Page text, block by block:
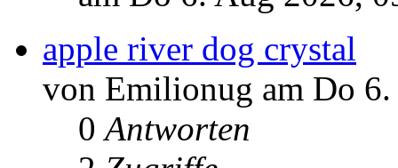
apple river dog crystal
von Emilionug am Do
0Antworten